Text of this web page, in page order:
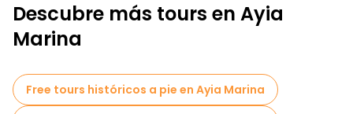
Descubre más tours en Ayia
Marina
Free tours históricos a pie en Ayia Marina